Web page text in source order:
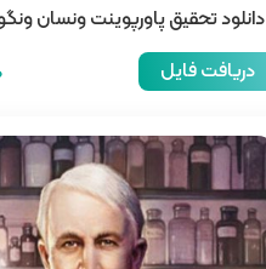
دانلود تحقیق پاورپوینت ونسان
دریافت فایل